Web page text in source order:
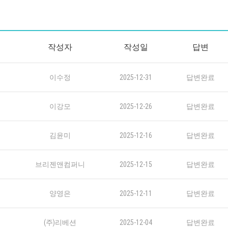
작성자 작성일 답변
이수정 2025-12-31 답변완료
이강모 2025-12-26 답변완료
김윤미 2025-12-16 답변완료
브리젠앤컴퍼니 2025-12-15 답변완료
양영은 2025-12-11 답변완료
(주)리베션 2025-12-04 답변완료